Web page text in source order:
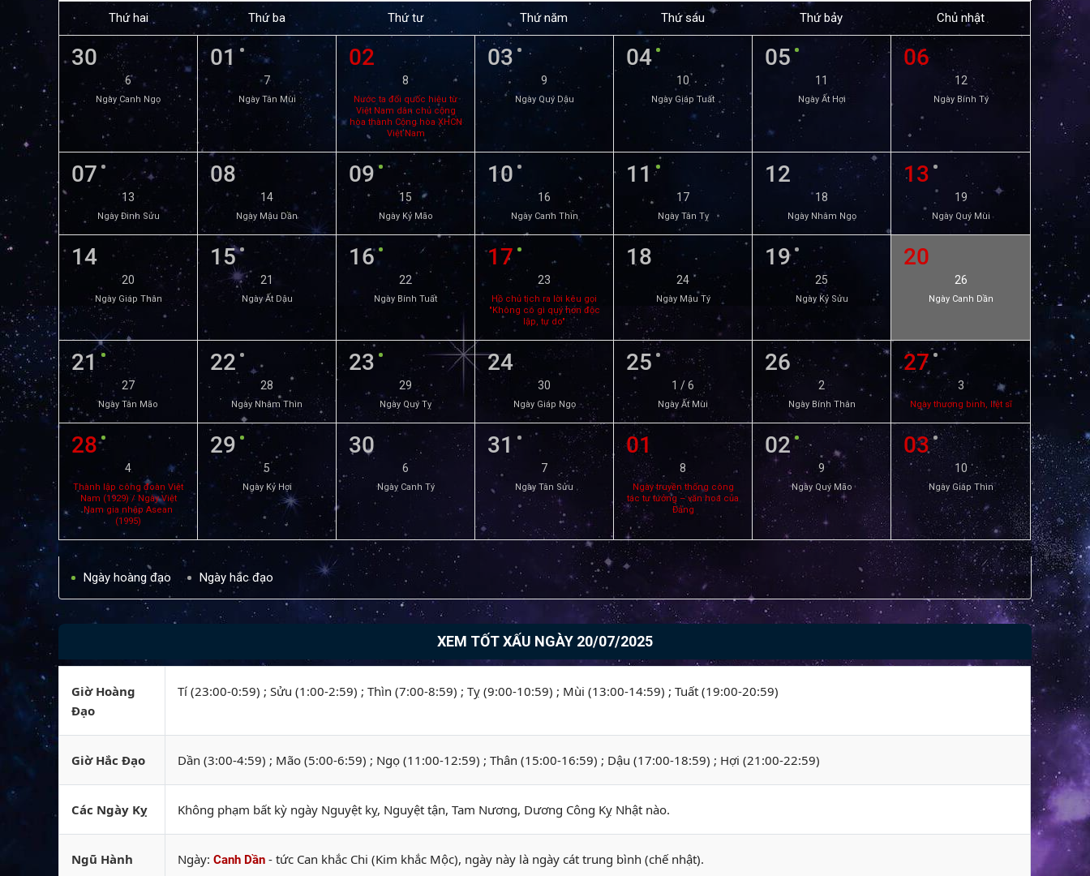
Thứ hai Thứ ba Thứ tư Thứ năm Thứ sáu Thứ bảy Chủ nhật
30
6
Ngày Canh Ngọ
01
7
Ngày Tân Mùi
02
8
Nước ta đổi quốc hiệu từ
Việt Nam dân chủ cộng
hòa thành Cộng hòa XHCN
Việt Nam
03
9
Ngày Quý Dậu
04
10
Ngày Giáp Tuất
05
11
Ngày Ất Hợi
06
12
Ngày Bính Tý
07
13
Ngày Đinh Sửu
08
14
Ngày Mậu Dần
09
15
Ngày Kỷ Mão
10
16
Ngày Canh Thìn
11
17
Ngày Tân Tỵ
12
18
Ngày Nhâm Ngọ
13
19
Ngày Quý Mùi
14
20
Ngày Giáp Thân
15
21
Ngày Ất Dậu
16
22
Ngày Bính Tuất
17
23
Hồ chủ tịch ra lời kêu gọi
"Không có gì quý hơn độc
lập, tự do"
18
24
Ngày Mậu Tý
19
25
Ngày Kỷ Sửu
20
26
Ngày Canh Dần
21
27
Ngày Tân Mão
22
28
Ngày Nhâm Thìn
23
29
Ngày Quý Tỵ
24
30
Ngày Giáp Ngọ
25
1 / 6
Ngày Ất Mùi
26
2
Ngày Bính Thân
27
3
Ngày thương binh, liệt sĩ
28
4
Thành lập công đoàn Việt
Nam (1929) / Ngày Việt
Nam gia nhập Asean
(1995)
29
5
Ngày Kỷ Hợi
30
6
Ngày Canh Tý
31
7
Ngày Tân Sửu
01
8
Ngày truyền thống công
tác tư tưởng – văn hoá của
Đảng
02
9
Ngày Quý Mão
03
10
Ngày Giáp Thìn
Ngày hoàng đạo Ngày hắc đạo
XEM TỐT XẤU NGÀY 20/07/2025
Giờ Hoàng
Đạo
Tí (23:00-0:59) ; Sửu (1:00-2:59) ; Thìn (7:00-8:59) ; Tỵ (9:00-10:59) ; Mùi (13:00-14:59) ; Tuất (19:00-20:59)
Giờ Hắc Đạo Dần (3:00-4:59) ; Mão (5:00-6:59) ; Ngọ (11:00-12:59) ; Thân (15:00-16:59) ; Dậu (17:00-18:59) ; Hợi (21:00-22:59)
Các Ngày Kỵ Không phạm bất kỳ ngày Nguyệt kỵ, Nguyệt tận, Tam Nương, Dương Công Kỵ Nhật nào.
Ngũ Hành Ngày: Canh Dần - tức Can khắc Chi (Kim khắc Mộc), ngày này là ngày cát trung bình (chế nhật).